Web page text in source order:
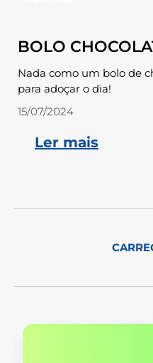
BOLO
Nada como um bolo de
para adoçar o dia!
15/07/2024
Ler mais